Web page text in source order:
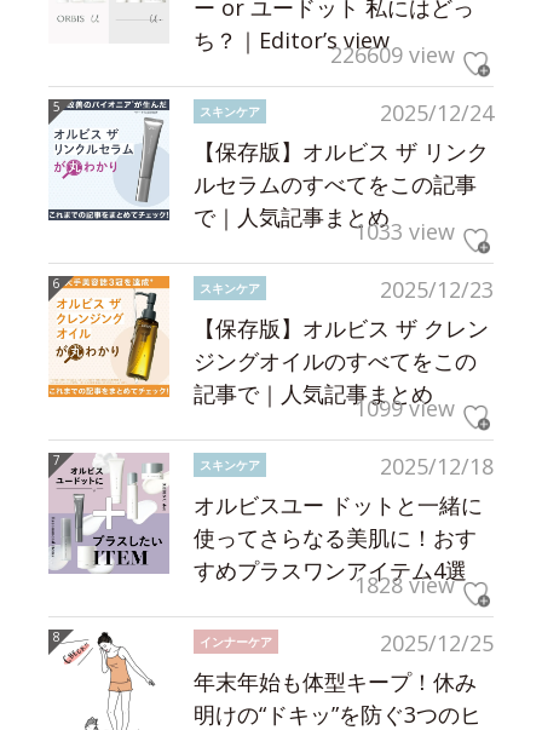
ー or ユードット 私にはどっ
ち？｜Editor’s view226609 view
2025/12/24
スキンケア
【保存版】オルビス ザ リンク
ルセラムのすべてをこの記事
で｜人気記事まとめ1033 view
2025/12/23
スキンケア
【保存版】オルビス ザ クレン
ジングオイルのすべてをこの
記事で｜人気記事まとめ
1099 view
2025/12/18
スキンケア
オルビスユー ドットと一緒に
使ってさらなる美肌に！おす
すめプラスワンアイテム4選
1828 view
2025/12/25
インナーケア
年末年始も体型キープ！休み
明けの“ドキッ”を防ぐ3つのヒ